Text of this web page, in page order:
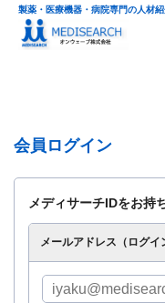
製薬・医療機器・病院専門の人材
会員ログイン
メディサーチIDをお持
メールアドレス（ログイ